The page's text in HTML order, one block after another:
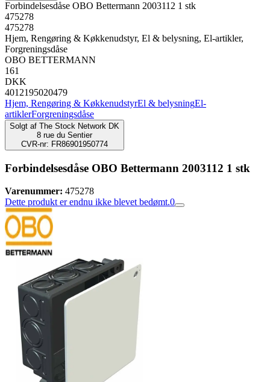
Forbindelsesdåse OBO Bettermann 2003112 1 stk
475278
475278
Hjem, Rengøring & Køkkenudstyr, El & belysning, El-artikler,
Forgreningsdåse
OBO BETTERMANN
161
DKK
4012195020479
Hjem, Rengøring & KøkkenudstyrEl & belysningEl-
artiklerForgreningsdåse
Solgt af The Stock Network DK
8 rue du Sentier
CVR-nr: FR86901950774
Forbindelsesdåse OBO Bettermann 2003112 1 stk
Varenummer: 475278
Dette produkt er endnu ikke blevet bedømt.0